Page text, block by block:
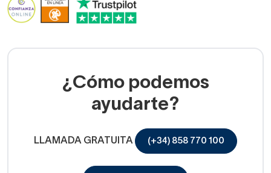
¿Cómo podemos
ayudarte?
LLAMADA GRATUITA (+34) 858 770 100